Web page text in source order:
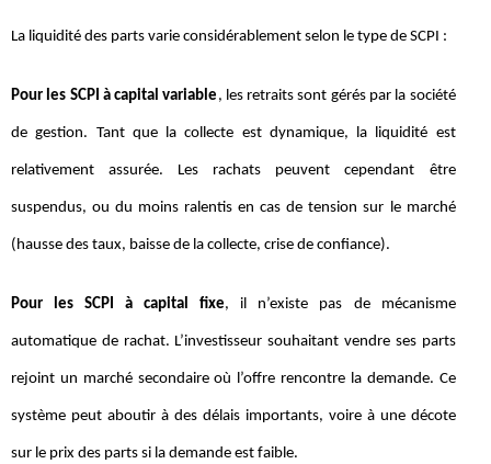
La liquidité des parts varie considérablement selon le type de SCPI :
Pour les SCPI à capital variable , les retraits sont gérés par la société
de gestion. Tant que la collecte est dynamique, la liquidité est
relativement assurée. Les rachats peuvent cependant être
suspendus, ou du moins ralentis en cas de tension sur le marché
(hausse des taux, baisse de la collecte, crise de confiance).
Pour les SCPI à capital fixe, il n’existe pas de mécanisme
automatique de rachat. L’investisseur souhaitant vendre ses parts
rejoint un marché secondaire où l’offre rencontre la demande. Ce
système peut aboutir à des délais importants, voire à une décote
sur le prix des parts si la demande est faible.